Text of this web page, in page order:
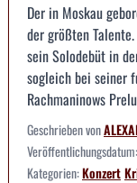
Der in Moskau
der größten
sein Solodebüt in
sogleich bei seiner
Rachmaninows
Geschrieben von
Veröffentlichungsdatum:
Kategorien:Konzert